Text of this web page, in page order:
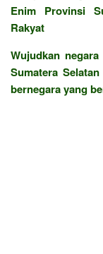
Enim Provinsi
Rakyat
Wujudkan
Sumatera
bernegara yang